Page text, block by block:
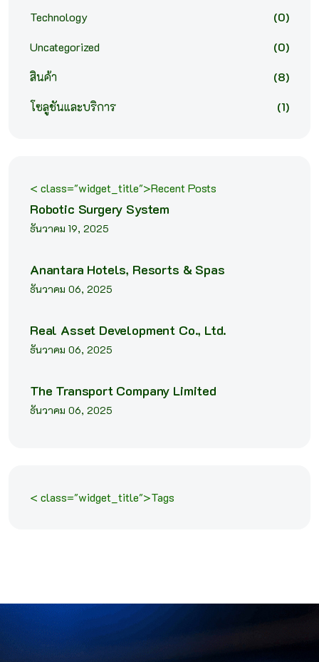
Technology
(0)
Uncategorized
(0)
สินค้า
(8)
โซลูชันและบริการ
(1)
< class="widget_title">Recent Posts
Robotic Surgery System
ธันวาคม 19, 2025
Anantara Hotels, Resorts & Spas
ธันวาคม 06, 2025
Real Asset Development Co., Ltd.
ธันวาคม 06, 2025
The Transport Company Limited
ธันวาคม 06, 2025
< class="widget_title">Tags